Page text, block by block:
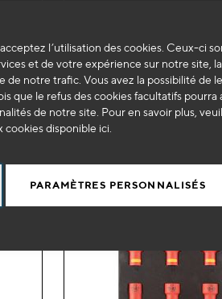
l’utilisation des cookies. Ceux-ci
et de votre expérience sur notre site,
de notre trafic. Vous avez la possibilité de
que le refus des cookies facultatifs pourra
de notre site. Pour en savoir plus,
cookies disponible ici
PARAMÈTRES PERSONNALISÉS
liste
d’envie
Couteau isolé 1000V
17 HT